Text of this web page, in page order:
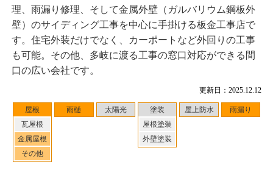
更新日：2025.12.12
屋根
瓦屋根
金属屋根
その他
雨樋 太陽光
塗装
屋根塗装
外壁塗装
屋上防水 雨漏り
理、雨漏り修理、そして金属外壁（ガルバリウム鋼板外
壁）のサイディング工事を中心に手掛ける板金工事店で
す。住宅外装だけでなく、カーポートなど外回りの工事
も可能。その他、多岐に渡る工事の窓口対応ができる間
口の広い会社です。